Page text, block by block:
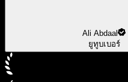
Ali Abdaal
ยูทูบเบอร์